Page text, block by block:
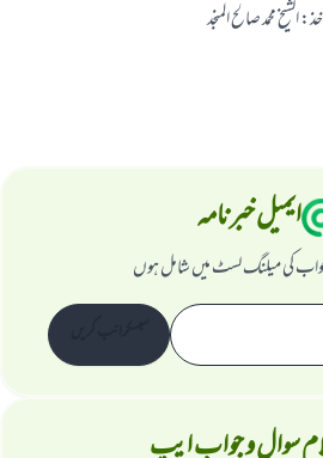
:الشیخ محمد صالح المنجد
ایمیل خبرنامہ
کی میلنگ لسٹ میں شامل ہوں